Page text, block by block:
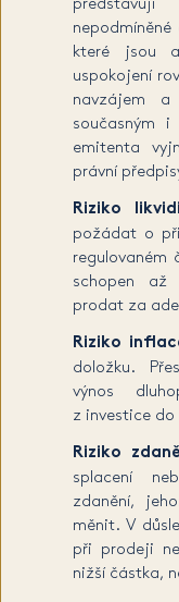
které jsou
uspokojení
navzájem a
současným i
emitenta
právní
Riziko
požádat o
regulovaném
schopen až
prodat za
Riziko
doložku.
výnos
z investice do
Riziko
splacení
zdanění,
měnit. V
při prodeji
nižší částka,